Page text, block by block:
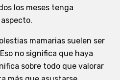
los meses tenga
mamarias suelen ser
no significa que haya
sobre todo que valorar